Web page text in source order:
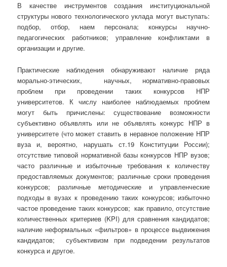
В качестве инструментов создания институциональной
структуры нового технологического уклада могут выступать:
подбор, отбор, наем персонала; конкурсы научно-
педагогических работников; управление конфликтами в
организации и другие.
Практические наблюдения обнаруживают наличие ряда
морально-этических, научных, нормативно-правовых
проблем при проведении таких конкурсов НПР
университетов. К числу наиболее наблюдаемых проблем
могут быть причислены: существование возможности
субъективно объявлять или не объявлять конкурс НПР в
университете (что может ставить в неравное положение НПР
вуза и, вероятно, нарушать ст.19 Конституции России);
отсутствие типовой нормативной базы конкурсов НПР вузов;
часто различные и избыточные требования к количеству
предоставляемых документов; различные сроки проведения
конкурсов; различные методические и управленческие
подходы в вузах к проведению таких конкурсов; избыточно
частое проведение таких конкурсов; как правило, отсутствие
количественных критериев (KPI) для сравнения кандидатов;
наличие неформальных «фильтров» в процессе выдвижения
кандидатов; субъективизм при подведении результатов
конкурса и другое.